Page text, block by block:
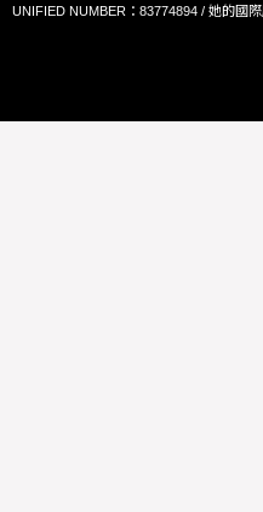
UNIFIED NUMBER：83774894 / 她的國